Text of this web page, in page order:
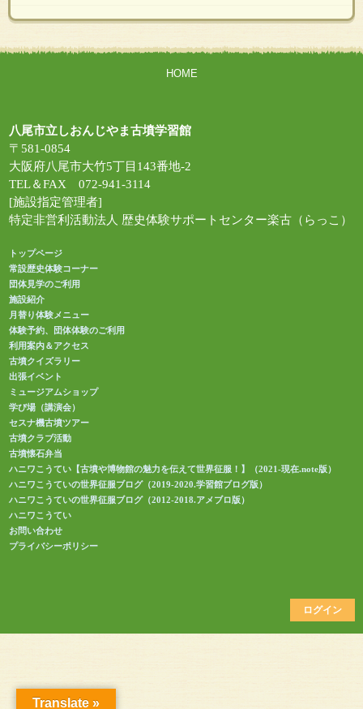
HOME
八尾市立しおんじやま古墳学習館
〒581-0854
大阪府八尾市大竹5丁目143番地-2
TEL＆FAX 072-941-3114
[施設指定管理者]
特定非営利活動法人 歴史体験サポートセンター楽古（らっこ）
トップページ
常設歴史体験コーナー
団体見学のご利用
施設紹介
月替り体験メニュー
体験予約、団体体験のご利用
利用案内＆アクセス
古墳クイズラリー
出張イベント
ミュージアムショップ
学び場（講演会）
セスナ機古墳ツアー
古墳クラブ活動
古墳懐石弁当
ハニワこうてい【古墳や博物館の魅力を伝えて世界征服！】（2021-現在.note版）
ハニワこうていの世界征服ブログ（2019-2020.学習館ブログ版）
ハニワこうていの世界征服ブログ（2012-2018.アメブロ版）
ハニワこうてい
お問い合わせ
プライバシーポリシー
ログイン
Translate »